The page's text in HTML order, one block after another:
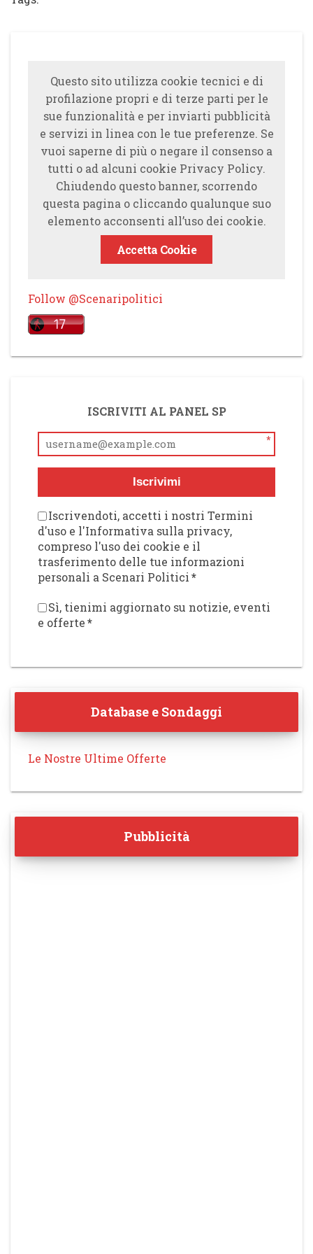
Questo sito utilizza cookie tecnici e di
profilazione propri e di terze parti per le
sue funzionalità e per inviarti pubblicità
e servizi in linea con le tue preferenze. Se
vuoi saperne di più o negare il consenso a
tutti o ad alcuni cookie Privacy Policy.
Chiudendo questo banner, scorrendo
questa pagina o cliccando qualunque suo
elemento acconsenti all’uso dei cookie.
Accetta Cookie
Follow @Scenaripolitici
ISCRIVITI AL PANEL SP
*
Iscrivimi
Iscrivendoti, accetti i nostri Termini
d'uso e l'Informativa sulla privacy,
compreso l'uso dei cookie e il
trasferimento delle tue informazioni
personali a Scenari Politici*
Sì, tienimi aggiornato su notizie, eventi
e offerte*
Database e Sondaggi
Le Nostre Ultime Offerte
Pubblicità